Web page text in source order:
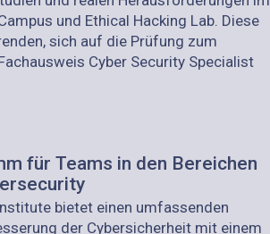
und Ethical Hacking Lab. Diese
sich auf die Prüfung zum
Cyber Security Specialist
für Teams in den Bereichen
bietet einen umfassenden
der Cybersicherheit mit einem